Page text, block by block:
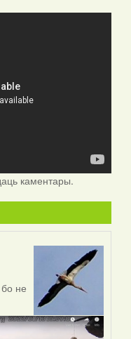
каментары.
не